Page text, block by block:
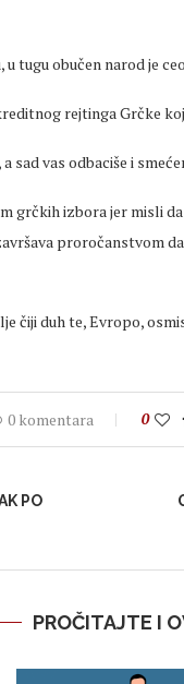
tugu obučen narod je
rejtinga Grčke
sad vas odbaciše i
grčkih izbora jer misli
proročanstvom
čiji duh te, Evropo,
0 komentara 0
PO
PROČITAJTE I